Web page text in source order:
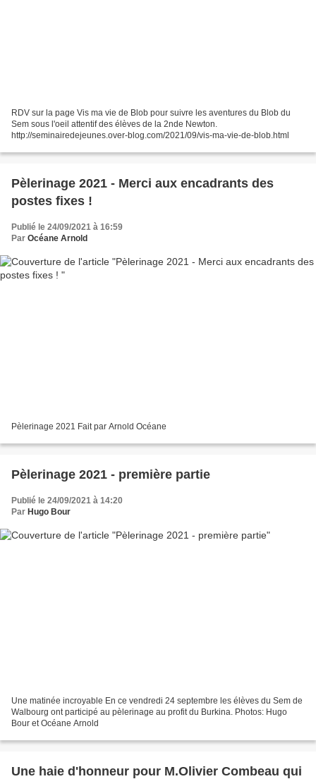
RDV sur la page Vis ma vie de Blob pour suivre les aventures du Blob du
Sem sous l'oeil attentif des élèves de la 2nde Newton.
http://seminairedejeunes.over-blog.com/2021/09/vis-ma-vie-de-blob.html
Pèlerinage 2021 - Merci aux encadrants des
postes fixes !
Publié le 24/09/2021 à 16:59
Par Océane Arnold
Pèlerinage 2021 Fait par Arnold Océane
Pèlerinage 2021 - première partie
Publié le 24/09/2021 à 14:20
Par Hugo Bour
Une matinée incroyable En ce vendredi 24 septembre les élèves du Sem de
Walbourg ont participé au pèlerinage au profit du Burkina. Photos: Hugo
Bour et Océane Arnold
Une haie d'honneur pour M.Olivier Combeau qui